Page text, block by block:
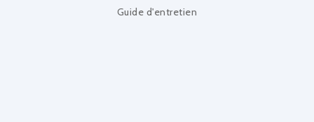
Guide d'entretien